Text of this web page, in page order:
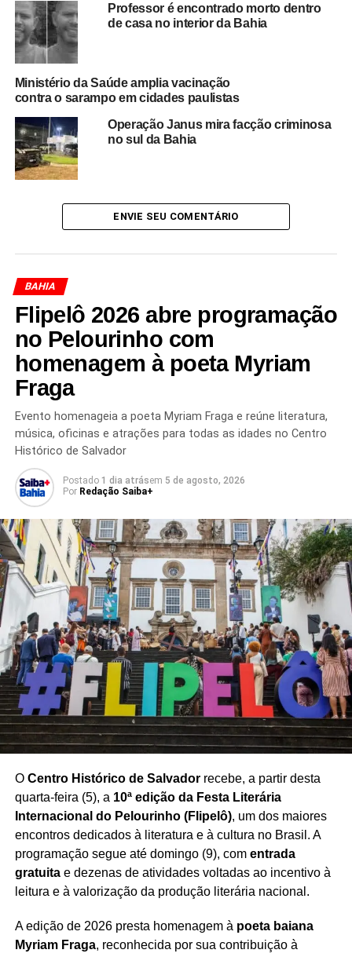
O caso amplia o debate sobre a necessidade de
investimentos na manutenção dos cemitérios públicos de
Salvador e na adoção de medidas que assegurem o
tanto a saúde da população quanto a dignidade dos
espaços destinados às despedidas de entes queridos.
TÓPICOS RELACIONADOS
ABANDONO DE CEMITÉRIO
BAHIA
CAIXÕES A CÉU ABERTO
CEMITÉRIO MUNICIPAL DE PLATAFORMA
CEMITÉRIO PÚBLICO
DENÚNCIA DE MORADORES
DESCARTE IRREGULAR DE CAIXÕES
MANUTENÇÃO DE CEMITÉRIO
RUA DAVID FERREIRA
SALVADOR
SAÚDE PÚBLICA
SUBÚRBIO DE SALVADOR
SUBÚRBIO FERROVIÁRIO
PRÓXIMO
Antiga sede dos Correios na Pituba é vendida por
menos de 40% do valor inicial
NÃO PERCA
Passe livre para rodoviários avança na Bahia
Professor é encontrado morto dentro
de casa no interior da Bahia
Ministério da Saúde amplia vacinação
contra o sarampo em cidades paulistas
Operação Janus mira facção criminosa
no sul da Bahia
ENVIE SEU COMENTÁRIO
BAHIA
Flipelô 2026 abre programação
no Pelourinho com
homenagem à poeta Myriam
Fraga
Evento homenageia a poeta Myriam Fraga e reúne literatura,
música, oficinas e atrações para todas as idades no Centro
Histórico de Salvador
Postado 1 dia atrásem 5 de agosto, 2026
Por Redação Saiba+
O Centro Histórico de Salvadorrecebe, a partir desta
quarta-feira (5), a 10ª edição da Festa Literária
Internacional do Pelourinho (Flipelô), um dos maiores
encontros dedicados à literatura e à cultura no Brasil. A
programação segue até domingo (9), com entrada
gratuitae dezenas de atividades voltadas ao incentivo à
leitura e à valorização da produção literária nacional.
A edição de 2026 presta homenagem à poeta baiana
Myriam Fraga, reconhecida por sua contribuição à